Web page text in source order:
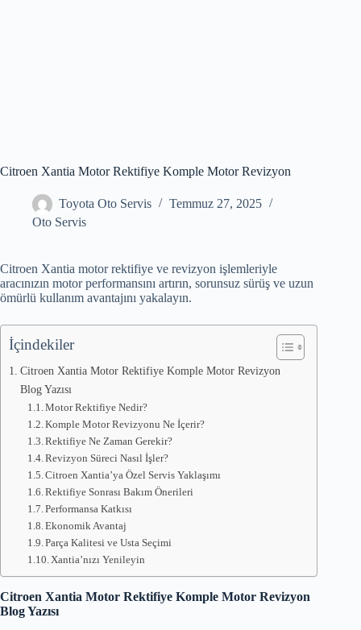
Citroen Xantia Motor Rektifiye Komple Motor Revizyon
Toyota Oto Servis
Temmuz 27, 2025
Oto Servis
Citroen Xantia motor rektifiye ve revizyon işlemleriyle
aracınızın motor performansını artırın, sorunsuz sürüş ve uzun
ömürlü kullanım avantajını yakalayın.
İçindekiler
Citroen Xantia Motor Rektifiye Komple Motor Revizyon
Blog Yazısı
Motor Rektifiye Nedir?
Komple Motor Revizyonu Ne İçerir?
Rektifiye Ne Zaman Gerekir?
Revizyon Süreci Nasıl İşler?
Citroen Xantia’ya Özel Servis Yaklaşımı
Rektifiye Sonrası Bakım Önerileri
Performansa Katkısı
Ekonomik Avantaj
Parça Kalitesi ve Usta Seçimi
Xantia’nızı Yenileyin
Citroen Xantia Motor Rektifiye Komple Motor Revizyon
Blog Yazısı